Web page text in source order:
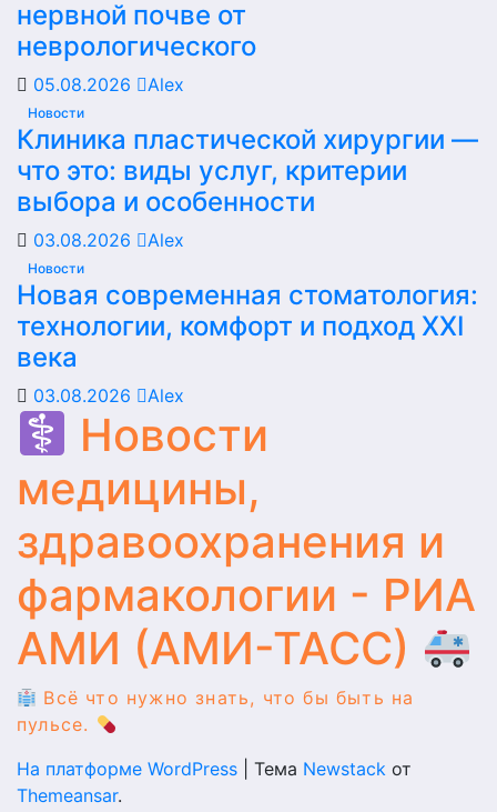
нервной почве от
неврологического
05.08.2026 Alex
Новости
Клиника пластической хирургии —
что это: виды услуг, критерии
выбора и особенности
03.08.2026 Alex
Новости
Новая современная стоматология:
технологии, комфорт и подход XXI
века
03.08.2026 Alex
Новости
медицины,
здравоохранения и
фармакологии - РИА
АМИ (АМИ-ТАСС)
Всё что нужно знать, что бы быть на
пульсе.
На платформе WordPress
Тема Newstack от
Themeansar.